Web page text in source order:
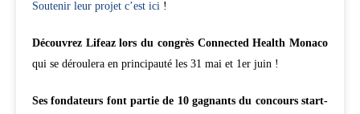
Soutenir leur projet c’est ici !
Découvrez Lifeaz lors du congrès Connected Health Monaco
qui se déroulera en principauté les 31 mai et 1er juin !
Ses fondateurs font partie de 10 gagnants du concours start-